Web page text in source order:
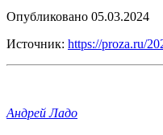
Опубликовано 05.03.2024
Источник: https://proza.ru/
Андрей Ладо